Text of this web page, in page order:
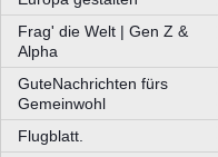
Frag' die Welt | Gen Z &
Alpha
GuteNachrichten fürs
Gemeinwohl
Flugblatt.